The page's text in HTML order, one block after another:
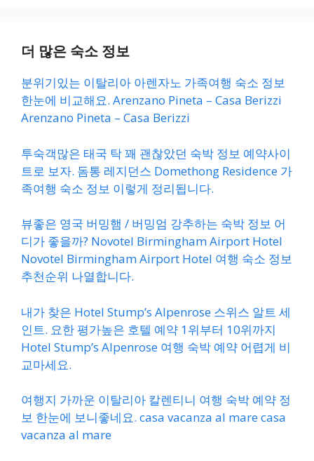
더 많은 숙소 정보
분위기있는 이탈리아 아렌자노 가족여행 숙소 정보
한눈에 비교해요. Arenzano Pineta – Casa Berizzi
Arenzano Pineta – Casa Berizzi
투숙객많은 태국 탁 꽤 괜찮았던 숙박 정보 예약사이
트로 보자. 돔통 레지던스 Domethong Residence 가
족여행 숙소 정보 이렇게 정리됩니다.
뷰좋은 영국 버밍햄 / 버밍엄 강추하는 숙박 정보 어
디가 좋을까? Novotel Birmingham Airport Hotel
Novotel Birmingham Airport Hotel 여행 숙소 정보
추천순위 나열합니다.
내가 찾은 Hotel Stump’s Alpenrose 스위스 알트 세
인트. 요한 평가높은 호텔 예약 1위부터 10위까지
Hotel Stump’s Alpenrose 여행 숙박 예약 어렵게 비
교마세요.
여행지 가까운 이탈리아 칼렌티니 여행 숙박 예약 정
보 한눈에 보니좋네요. casa vacanza al mare casa
vacanza al mare